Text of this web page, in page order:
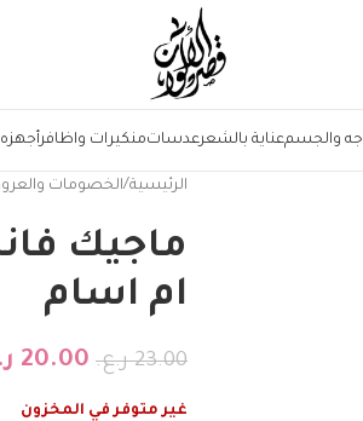
والجسمعناية بالشعرعدساتمنكيرات واظافرأجهزه
الرئيسية الخصومات
ماجيك
ام اسام
23.00 ر.ع. 20.00
غير متوفر في المخزون